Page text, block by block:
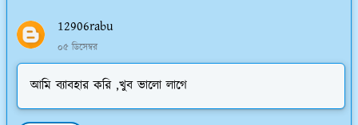
12906rabu
০৫ ডিসেম্বর
আমি ব্যাবহার করি ,খুব ভালো লাগে